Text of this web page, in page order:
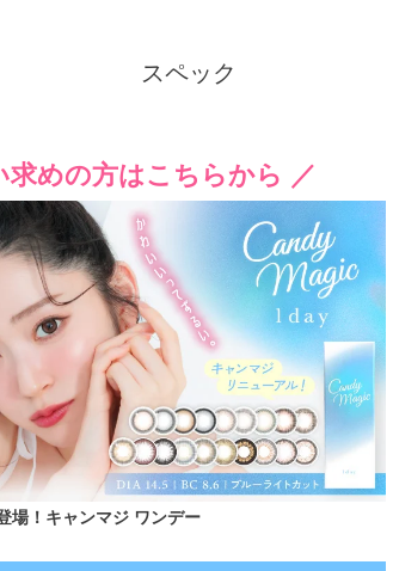
スペック
求めの方はこちらから ／
場！キャンマジ ワンデー